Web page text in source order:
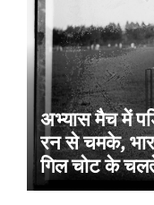
अभ्यास मैच में
रन से चमके,
गिल चोट के